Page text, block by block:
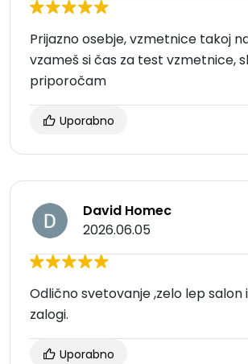
Prijazno osebje, vzmetnice takoj
vzameš si čas za test vzmetnice,
priporočam
Uporabno
David Homec
2026.06.05
Odlično svetovanje ,zelo lep salon
zalogi.
Uporabno